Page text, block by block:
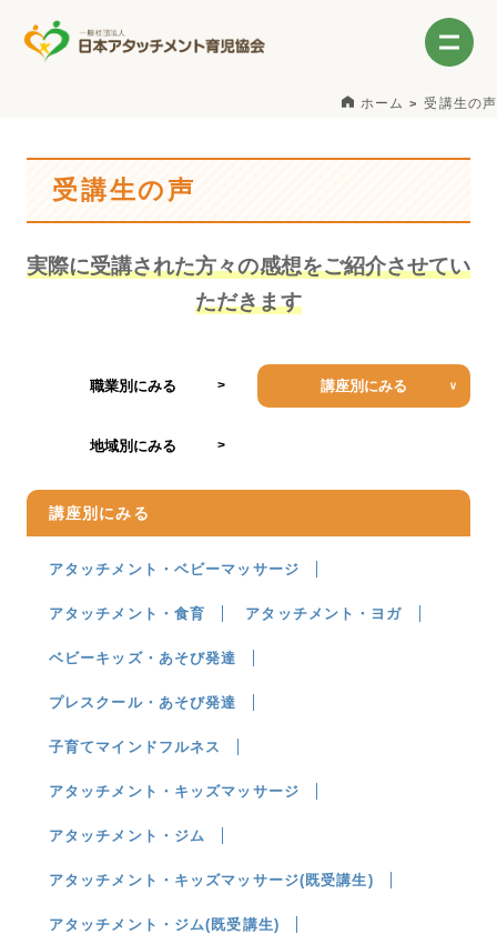
ホーム 受講生の声
受講生の声
実際に受講された方々の感想をご紹介させてい
ただきます
職業別にみる 講座別にみる
地域別にみる
講座別にみる
アタッチメント・ベビーマッサージ
アタッチメント・食育 アタッチメント・ヨガ
ベビーキッズ・あそび発達
プレスクール・あそび発達
子育てマインドフルネス
アタッチメント・キッズマッサージ
アタッチメント・ジム
アタッチメント・キッズマッサージ(既受講生)
アタッチメント・ジム(既受講生)